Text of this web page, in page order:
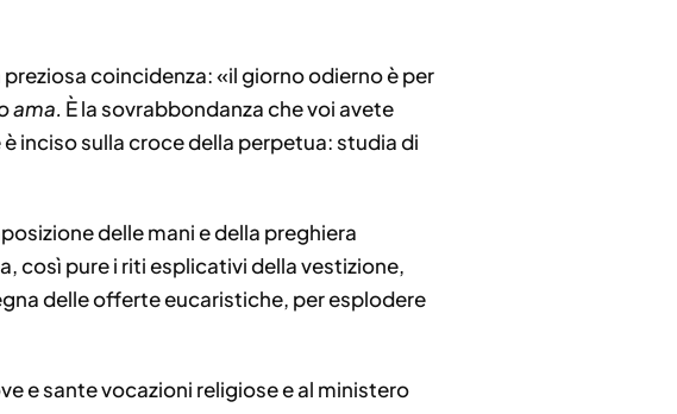
coincidenza: «il giorno odierno è per
ama. È la sovrabbondanza che voi avete
inciso sulla croce della perpetua: studia di
delle mani e della preghiera
così pure i riti esplicativi della vestizione,
delle offerte eucaristiche, per esplodere
e sante vocazioni religiose e al ministero